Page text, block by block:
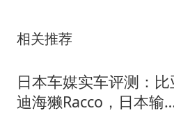
相关推荐
日本车媒实车评测：比
迪海獭Racco，日本输